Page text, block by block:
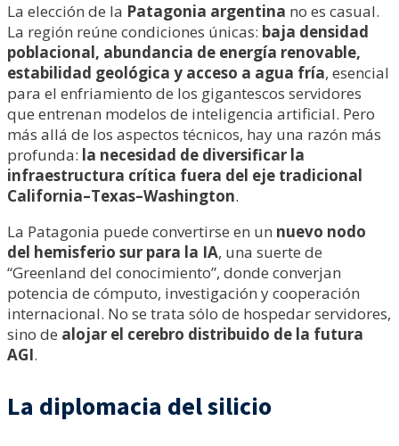
La elección de la Patagonia argentina no es casual.
La región reúne condiciones únicas: baja densidad
poblacional, abundancia de energía renovable,
estabilidad geológica y acceso a agua fría, esencial
para el enfriamiento de los gigantescos servidores
que entrenan modelos de inteligencia artificial. Pero
más allá de los aspectos técnicos, hay una razón más
profunda: la necesidad de diversificar la
infraestructura crítica fuera del eje tradicional
California–Texas–Washington.
La Patagonia puede convertirse en un nuevo nodo
del hemisferio sur para la IA, una suerte de
“Greenland del conocimiento”, donde converjan
potencia de cómputo, investigación y cooperación
internacional. No se trata sólo de hospedar servidores,
sino de alojar el cerebro distribuido de la futura
AGI.
La diplomacia del silicio